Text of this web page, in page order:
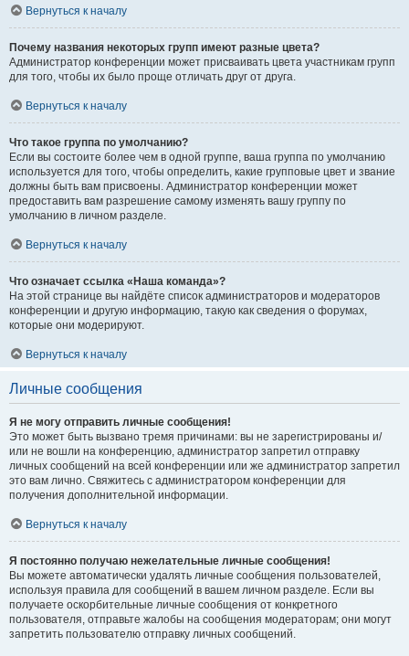
Вернуться к началу
Почему названия некоторых групп имеют разные цвета?
Администратор конференции может присваивать цвета участникам групп
для того, чтобы их было проще отличать друг от друга.
Вернуться к началу
Что такое группа по умолчанию?
Если вы состоите более чем в одной группе, ваша группа по умолчанию
используется для того, чтобы определить, какие групповые цвет и звание
должны быть вам присвоены. Администратор конференции может
предоставить вам разрешение самому изменять вашу группу по
умолчанию в личном разделе.
Вернуться к началу
Что означает ссылка «Наша команда»?
На этой странице вы найдёте список администраторов и модераторов
конференции и другую информацию, такую как сведения о форумах,
которые они модерируют.
Вернуться к началу
Личные сообщения
Я не могу отправить личные сообщения!
Это может быть вызвано тремя причинами: вы не зарегистрированы и/
или не вошли на конференцию, администратор запретил отправку
личных сообщений на всей конференции или же администратор запретил
это вам лично. Свяжитесь с администратором конференции для
получения дополнительной информации.
Вернуться к началу
Я постоянно получаю нежелательные личные сообщения!
Вы можете автоматически удалять личные сообщения пользователей,
используя правила для сообщений в вашем личном разделе. Если вы
получаете оскорбительные личные сообщения от конкретного
пользователя, отправьте жалобы на сообщения модераторам; они могут
запретить пользователю отправку личных сообщений.